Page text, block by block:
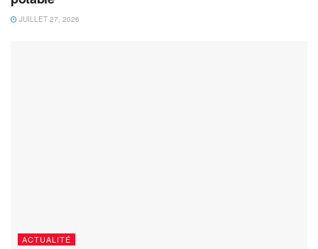
JUILLET 27, 2026
ACTUALITÉ